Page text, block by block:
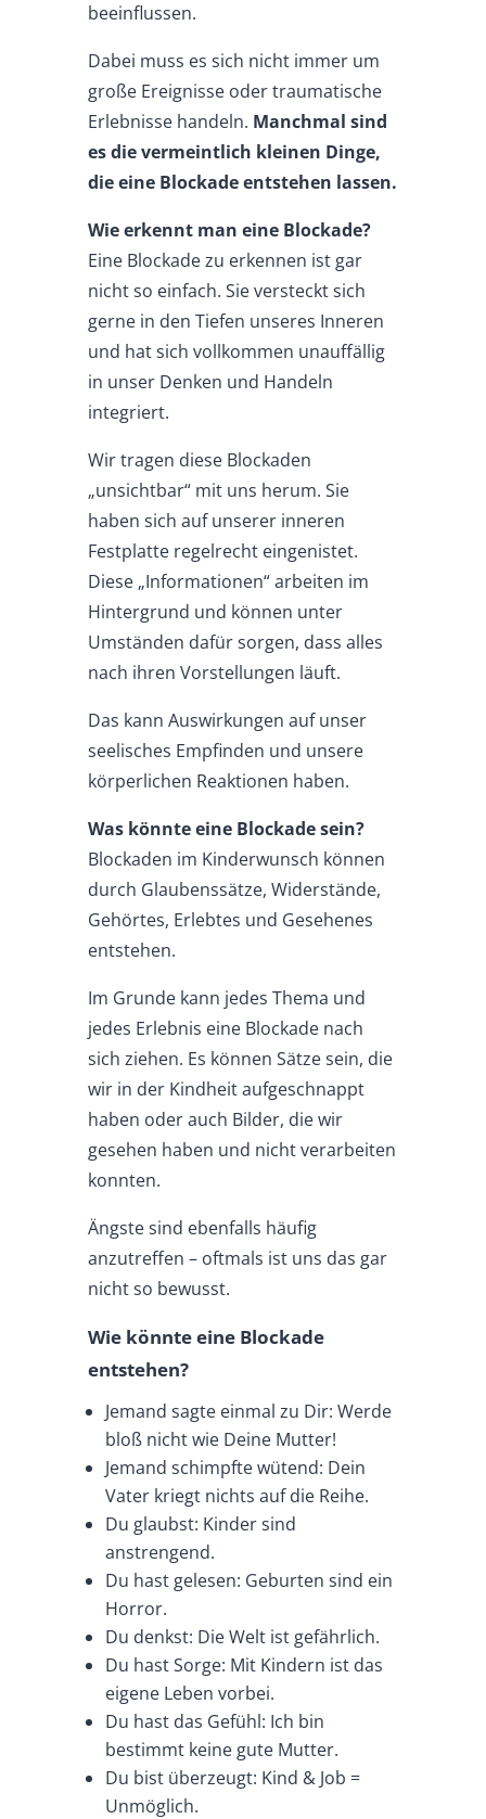
beeinflussen.
Dabei muss es sich nicht immer um
große Ereignisse oder traumatische
Erlebnisse handeln. Manchmal sind
es die vermeintlich kleinen Dinge,
die eine Blockade entstehen lassen.
Wie erkennt man eine Blockade?
Eine Blockade zu erkennen ist gar
nicht so einfach. Sie versteckt sich
gerne in den Tiefen unseres Inneren
und hat sich vollkommen unauffällig
in unser Denken und Handeln
integriert.
Wir tragen diese Blockaden
„unsichtbar“ mit uns herum. Sie
haben sich auf unserer inneren
Festplatte regelrecht eingenistet.
Diese „Informationen“ arbeiten im
Hintergrund und können unter
Umständen dafür sorgen, dass alles
nach ihren Vorstellungen läuft.
Das kann Auswirkungen auf unser
seelisches Empfinden und unsere
körperlichen Reaktionen haben.
Was könnte eine Blockade sein?
Blockaden im Kinderwunsch können
durch Glaubenssätze, Widerstände,
Gehörtes, Erlebtes und Gesehenes
entstehen.
Im Grunde kann jedes Thema und
jedes Erlebnis eine Blockade nach
sich ziehen. Es können Sätze sein, die
wir in der Kindheit aufgeschnappt
haben oder auch Bilder, die wir
gesehen haben und nicht verarbeiten
konnten.
Ängste sind ebenfalls häufig
anzutreffen – oftmals ist uns das gar
nicht so bewusst.
Wie könnte eine Blockade
entstehen?
Jemand sagte einmal zu Dir: Werde
bloß nicht wie Deine Mutter!
Jemand schimpfte wütend: Dein
Vater kriegt nichts auf die Reihe.
Du glaubst: Kinder sind
anstrengend.
Du hast gelesen: Geburten sind ein
Horror.
Du denkst: Die Welt ist gefährlich.
Du hast Sorge: Mit Kindern ist das
eigene Leben vorbei.
Du hast das Gefühl: Ich bin
bestimmt keine gute Mutter.
Du bist überzeugt: Kind & Job =
Unmöglich.